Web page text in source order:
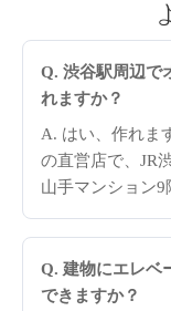
Q. 渋谷駅周辺で
れますか？
A. はい、作れま
の直営店で、JR
山手マンション9
Q. 建物にエレベ
できますか？